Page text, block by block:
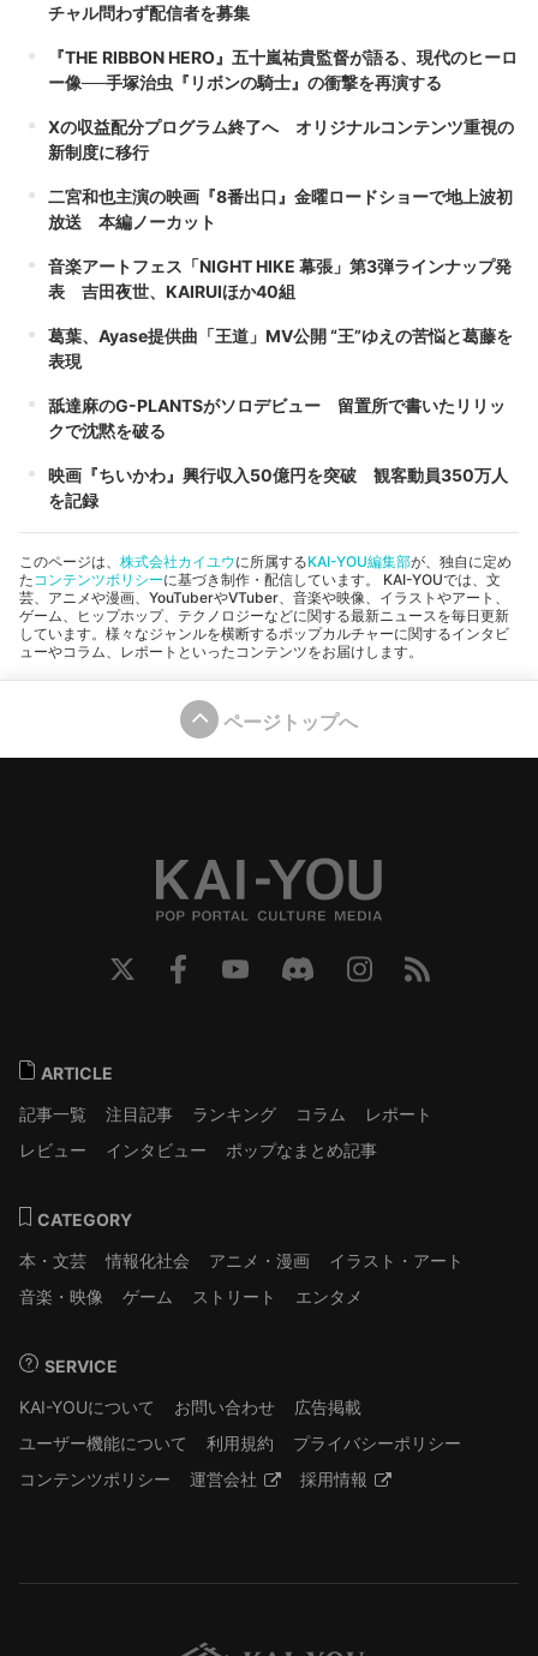
チャル問わず配信者を募集
『THE RIBBON HERO』五十嵐祐貴監督が語る、現代のヒーロ
ー像──手塚治虫『リボンの騎士』の衝撃を再演する
Xの収益配分プログラム終了へ オリジナルコンテンツ重視の
新制度に移行
二宮和也主演の映画『8番出口』金曜ロードショーで地上波初
放送 本編ノーカット
音楽アートフェス「NIGHT HIKE 幕張」第3弾ラインナップ発
表 吉田夜世、KAIRUIほか40組
葛葉、Ayase提供曲「王道」MV公開 “王”ゆえの苦悩と葛藤を
表現
舐達麻のG-PLANTSがソロデビュー 留置所で書いたリリッ
クで沈黙を破る
映画『ちいかわ』興行収入50億円を突破 観客動員350万人
を記録
このページは、 株式会社カイユウに所属するKAI-YOU編集部が、独自に定め
たコンテンツポリシーに基づき制作・配信しています。 KAI-YOUでは、文
芸、アニメや漫画、YouTuberやVTuber、音楽や映像、イラストやアート、
ゲーム、ヒップホップ、テクノロジーなどに関する最新ニュースを毎日更新
しています。様々なジャンルを横断するポップカルチャーに関するインタビ
ューやコラム、レポートといったコンテンツをお届けします。
ページトップへ
ARTICLE
記事一覧
注目記事 ランキング コラム
レポート
レビュー
インタビュー ポップなまとめ記事
CATEGORY
本・文芸
情報化社会 アニメ・漫画
イラスト・アート
音楽・映像
ゲーム ストリート エンタメ
SERVICE
KAI-YOUについて
お問い合わせ
広告掲載
ユーザー機能について
利用規約
プライバシーポリシー
コンテンツポリシー
運営会社 採用情報